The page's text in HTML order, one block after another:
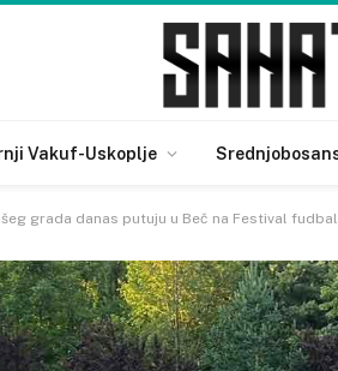
Vakuf-Uskoplje
grada danas putuju u Beč na Festival